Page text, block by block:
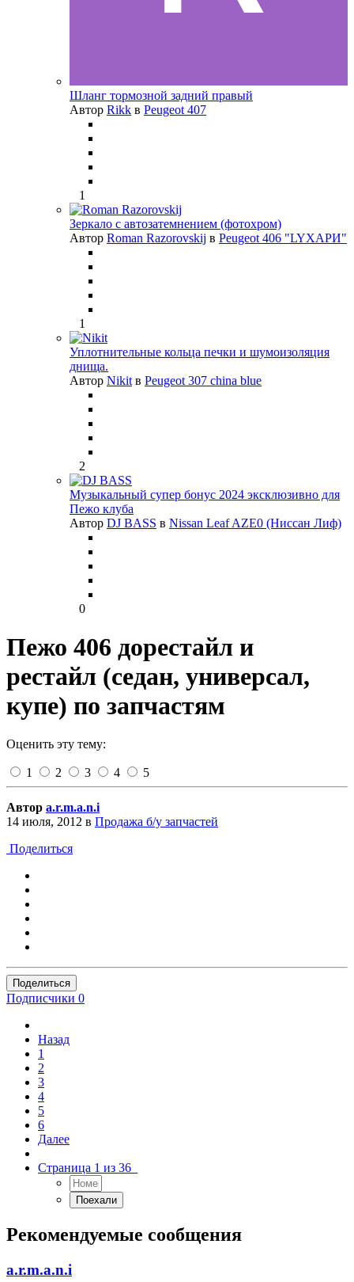
Шланг тормозной задний правый
Автор Rikk в Peugeot 407
1
Зеркало с автозатемнением (фотохром)
Автор Roman Razorovskij в Peugeot 406 "LYХАРИ"
1
Уплотнительные кольца печки и шумоизоляция
днища.
Автор Nikit в Peugeot 307 china blue
2
Музыкальный супер бонус 2024 эксклюзивно для
Пежо клуба
Автор DJ BASS в Nissan Leaf AZE0 (Ниссан Лиф)
0
Пежо 406 дорестайл и
рестайл (седан, универсал,
купе) по запчастям
Оценить эту тему:
1 2 3 4 5
Автор a.r.m.a.n.i
14 июля, 2012 в Продажа б/у запчастей
Поделиться
Поделиться
Подписчики 0
Назад
1
2
3
4
5
6
Далее
Страница 1 из 36
Рекомендуемые сообщения
a.r.m.a.n.i